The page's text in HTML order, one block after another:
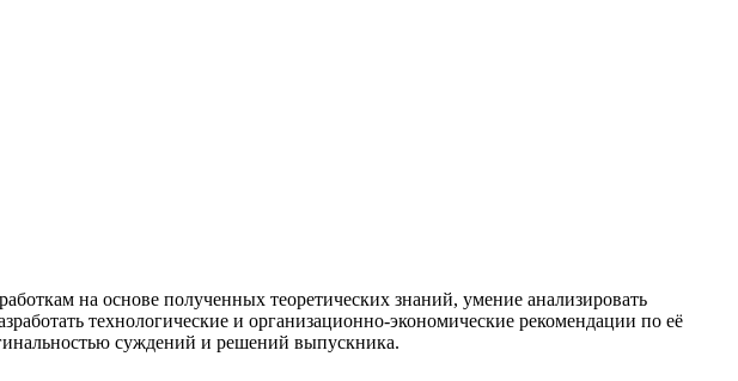
на основе полученных теоретических знаний, умение анализировать
технологические и организационно-экономические рекомендации по её
суждений и решений выпускника.